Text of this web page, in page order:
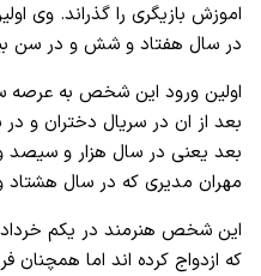
اموزش بازیگری را گذراند. وی
در سال هفتاد و شش و در سن
اولین ورود این شخص به عرصه
بعد از ان در سریال دختران و
بعد یعنی در سال هزار و سیصد
مهران مدیری که در سال
این شخص هنرمند در یکم خرداد
که ازدواج کرده اند اما همچنان